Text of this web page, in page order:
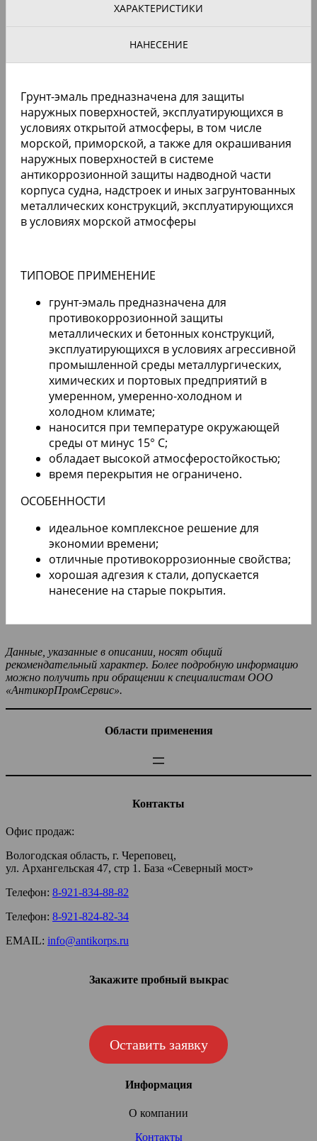
ХАРАКТЕРИСТИКИ
НАНЕСЕНИЕ
Грунт-эмаль предназначена для защиты
наружных поверхностей, эксплуатирующихся в
условиях открытой атмосферы, в том числе
морской, приморской, а также для окрашивания
наружных поверхностей в системе
антикоррозионной защиты надводной части
корпуса судна, надстроек и иных загрунтованных
металлических конструкций, эксплуатирующихся
в условиях морской атмосферы
ТИПОВОЕ ПРИМЕНЕНИЕ
грунт-эмаль предназначена для
противокоррозионной защиты
металлических и бетонных конструкций,
эксплуатирующихся в условиях агрессивной
промышленной среды металлургических,
химических и портовых предприятий в
умеренном, умеренно-холодном и
холодном климате;
наносится при температуре окружающей
среды от минус 15° C;
обладает высокой атмосферостойкостью;
время перекрытия не ограничено.
ОСОБЕННОСТИ
идеальное комплексное решение для
экономии времени;
отличные противокоррозионные свойства;
хорошая адгезия к стали, допускается
нанесение на старые покрытия.
Данные, указанные в описании, носят общий
рекомендательный характер. Более подробную информацию
можно получить при обращении к специалистам ООО
«АнтикорПромСервис».
Области применения
Контакты
Офис продаж:
Вологодская область, г. Череповец,
ул. Архангельская 47, стр 1. База «Северный мост»
Телефон: 8-921-834-88-82
Телефон: 8-921-824-82-34
EMAIL: info@antikorps.ru
Закажите пробный выкрас
Оставить заявку
Информация
О компании
Контакты